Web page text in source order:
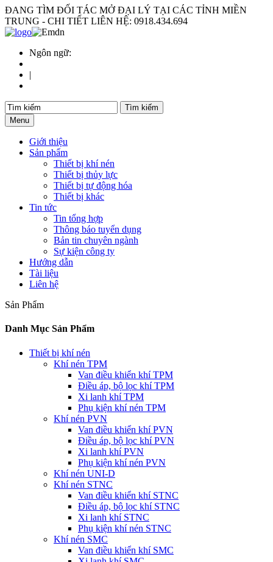
ĐANG TÌM ĐỐI TÁC MỞ ĐẠI LÝ TẠI CÁC TỈNH MIỀN
TRUNG - CHI TIẾT LIÊN HỆ: 0918.434.694
Ngôn ngữ:
|
Menu
Giới thiệu
Sản phẩm
Thiết bị khí nén
Thiết bị thủy lực
Thiết bị tự động hóa
Thiết bị khác
Tin tức
Tin tổng hợp
Thông báo tuyển dụng
Bản tin chuyên ngành
Sự kiện công ty
Hướng dẫn
Tài liệu
Liên hệ
Sản Phẩm
Danh Mục Sản Phẩm
Thiết bị khí nén
Khí nén TPM
Van điều khiển khí TPM
Điều áp, bộ lọc khí TPM
Xi lanh khí TPM
Phụ kiện khí nén TPM
Khí nén PVN
Van điều khiển khí PVN
Điều áp, bộ lọc khí PVN
Xi lanh khí PVN
Phụ kiện khí nén PVN
Khí nén UNI-D
Khí nén STNC
Van điều khiển khí STNC
Điều áp, bộ lọc khí STNC
Xi lanh khí STNC
Phụ kiện khí nén STNC
Khí nén SMC
Van điều khiển khí SMC